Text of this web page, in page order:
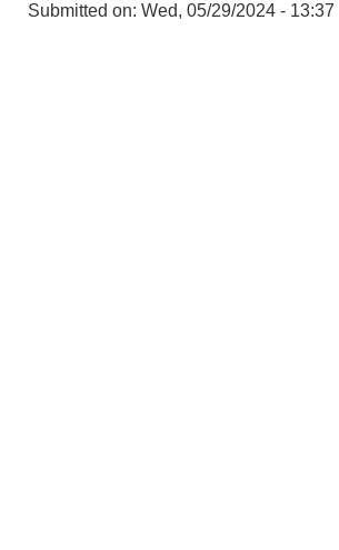
Submitted on: Wed, 05/29/2024 - 13:37